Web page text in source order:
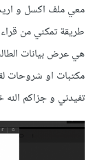
معي ملف اكسل و
طريقة تمكني من
هي عرض بيانات
مكتبات او شروحات
تفيدني و جزاكم الله